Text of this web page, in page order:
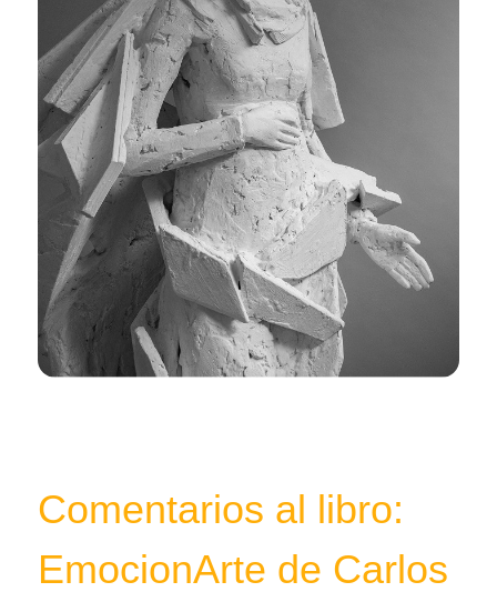
Comentarios al libro:
EmocionArte de Carlos